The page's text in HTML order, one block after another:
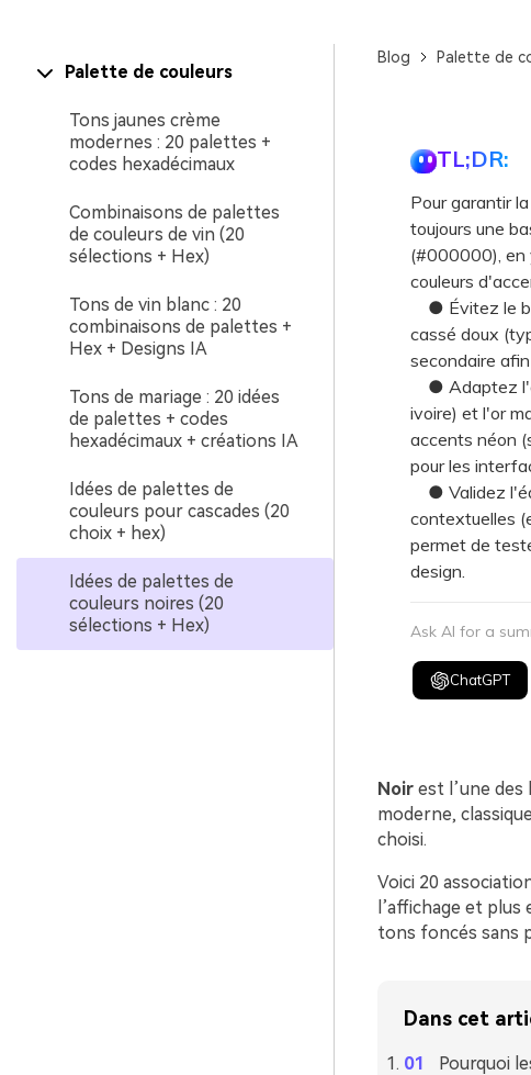
Palette de couleurs
Tons jaunes crème
modernes : 20 palettes +
codes hexadécimaux
Combinaisons de palettes
de couleurs de vin (20
sélections + Hex)
Tons de vin blanc : 20
combinaisons de palettes +
Hex + Designs IA
Tons de mariage : 20 idées
de palettes + codes
hexadécimaux + créations IA
Idées de palettes de
couleurs pour cascades (20
choix + hex)
Idées de palettes de
couleurs noires (20
sélections + Hex)
Blog Palette de
TL;DR:
Pour garantir
toujours une
(#000000), en
couleurs
● Évitez le
cassé doux
secondaire
● Adaptez
ivoire) et l'or
accents néon
pour les
● Validez
contextuelles
permet de
design.
Ask AI for a
ChatGPT
Noirest l’une des
moderne,
choisi.
Voici 20
l’affichage et
tons foncés sans
Dans cet
Pourquoi